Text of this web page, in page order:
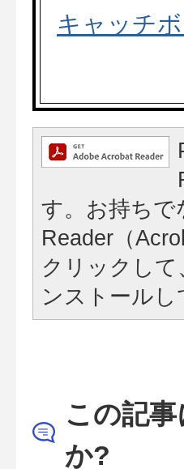
キャッチ
す。お持ちで
Reader（
クリックし
ンストールし
この記
か?